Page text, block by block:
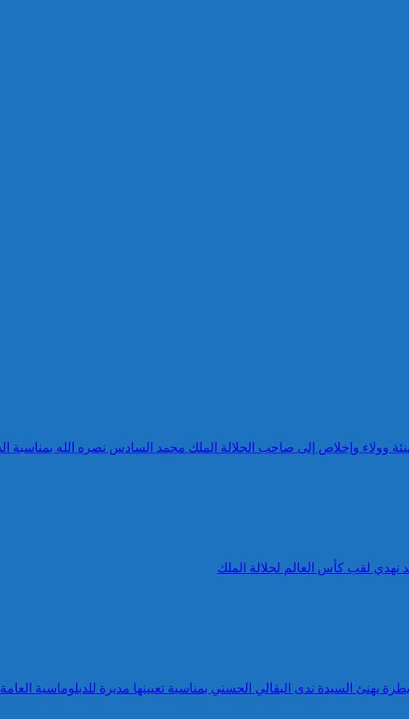
وولاء وإخلاص إلى صاحب الجلالة الملك محمد السادس نصره الله بمناسبة
نهدي لقب كأس العالم لجلالة الملك
يهنئ السيدة ندى البقالي الحسني بمناسبة تعيينها مديرة للدبلوماسية